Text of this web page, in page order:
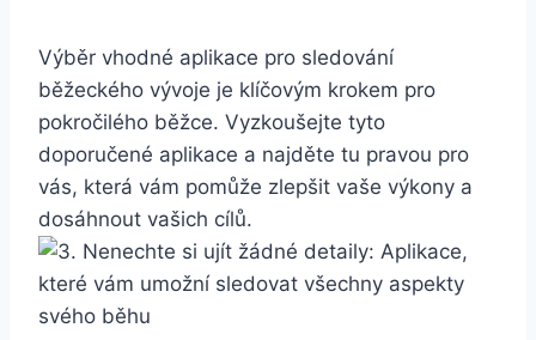
Výběr vhodné aplikace pro sledování
běžeckého vývoje je klíčovým krokem pro
pokročilého běžce. Vyzkoušejte tyto
doporučené aplikace a najděte tu pravou pro
vás, která vám pomůže zlepšit vaše výkony a
dosáhnout vašich cílů.